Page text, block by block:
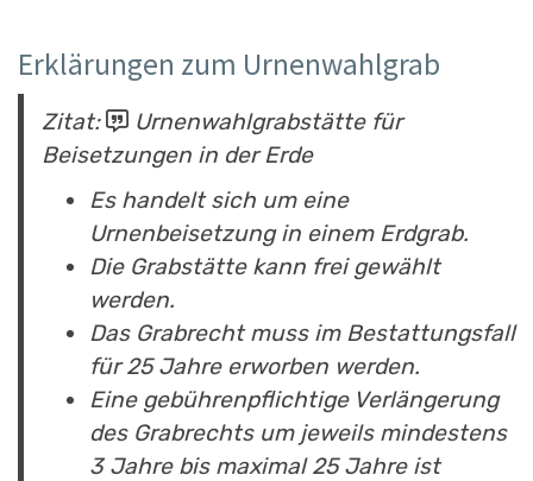
Erklärungen zum Urnenwahlgrab
Zitat:
Urnenwahlgrabstätte für
Beisetzungen in der Erde
Es handelt sich um eine
Urnenbeisetzung in einem Erdgrab.
Die Grabstätte kann frei gewählt
werden.
Das Grabrecht muss im Bestattungsfall
für 25 Jahre erworben werden.
Eine gebührenpflichtige Verlängerung
des Grabrechts um jeweils mindestens
3 Jahre bis maximal 25 Jahre ist